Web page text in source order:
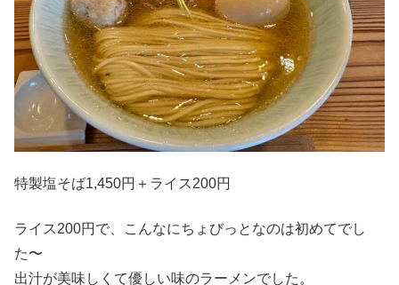
特製塩そば1,450円＋ライス200円
ライス200円で、こんなにちょびっとなのは初めてでし
た〜
出汁が美味しくて優しい味のラーメンでした。